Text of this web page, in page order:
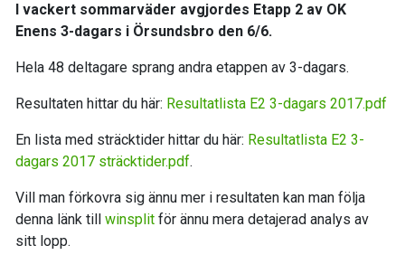
I vackert sommarväder avgjordes Etapp 2 av OK
Enens 3-dagars i Örsundsbro den 6/6.
Hela 48 deltagare sprang andra etappen av 3-dagars.
Resultaten hittar du här: Resultatlista E2 3-dagars 2017.pdf
En lista med sträcktider hittar du här: Resultatlista E2 3-
dagars 2017 sträcktider.pdf.
Vill man förkovra sig ännu mer i resultaten kan man följa
denna länk till winsplit för ännu mera detajerad analys av
sitt lopp.